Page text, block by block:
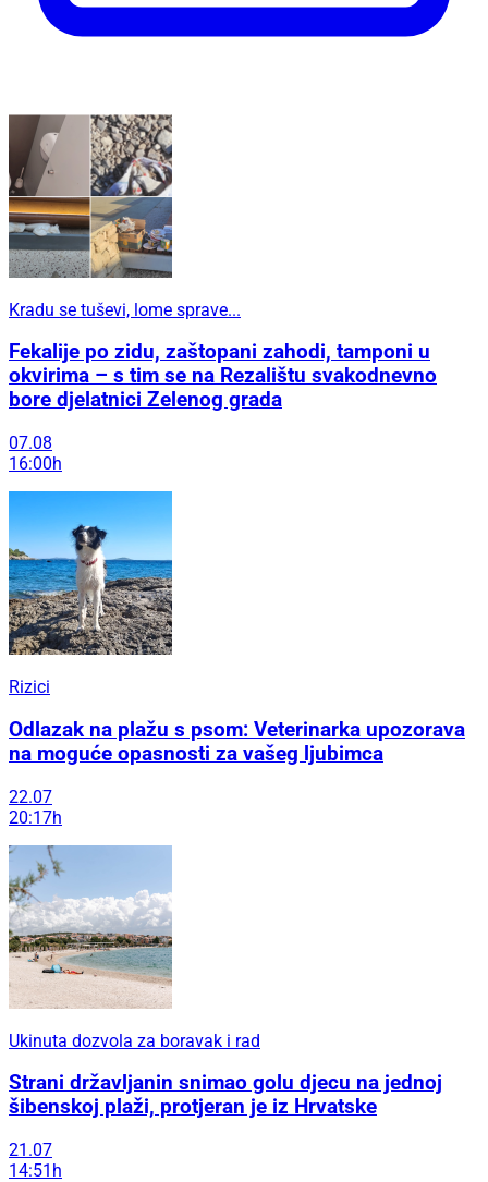
Kradu se tuševi, lome sprave...
Fekalije po zidu, zaštopani zahodi, tamponi u
okvirima – s tim se na Rezalištu svakodnevno
bore djelatnici Zelenog grada
07.08
16:00h
Rizici
Odlazak na plažu s psom: Veterinarka upozorava
na moguće opasnosti za vašeg ljubimca
22.07
20:17h
Ukinuta dozvola za boravak i rad
Strani državljanin snimao golu djecu na jednoj
šibenskoj plaži, protjeran je iz Hrvatske
21.07
14:51h